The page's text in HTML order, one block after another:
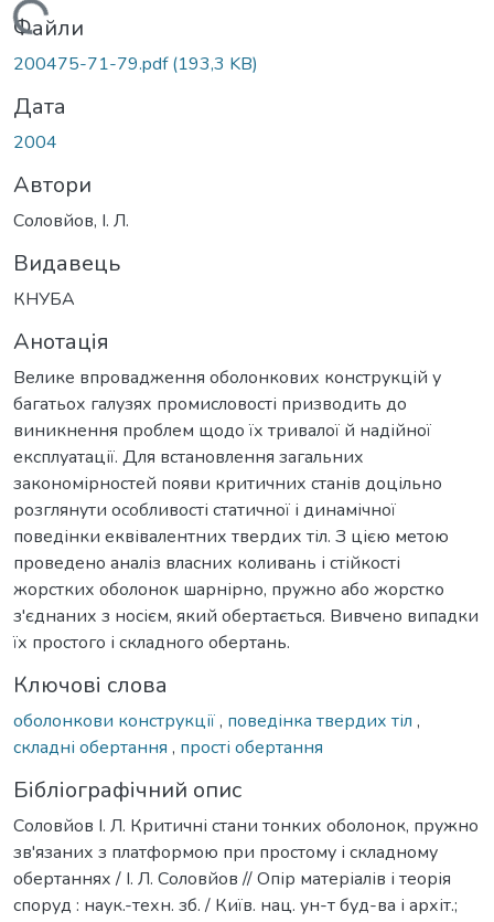
Вантажиться...
Файли
200475-71-79.pdf(193,3 KB)
Дата
2004
Автори
Соловйов, І. Л.
Видавець
КНУБА
Анотація
Велике впровадження оболонкових конструкцій у
багатьох галузях промисловості призводить до
виникнення проблем щодо їх тривалої й надійної
експлуатації. Для встановлення загальних
закономірностей появи критичних станів доцільно
розглянути особливості статичної і динамічної
поведінки еквівалентних твердих тіл. З цією метою
проведено аналіз власних коливань і стійкості
жорстких оболонок шарнірно, пружно або жорстко
з'єднаних з носієм, який обертається. Вивчено випадки
їх простого і складного обертань.
Ключові слова
оболонкови конструкції, поведінка твердих тіл ,
складні обертання , прості обертання
Бібліографічний опис
Соловйов І. Л. Критичні стани тонких оболонок, пружно
зв'язаних з платформою при простому і складному
обертаннях / І. Л. Соловйов // Опір матеріалів і теорія
споруд : наук.-техн. зб. / Київ. нац. ун-т буд-ва і архіт.;